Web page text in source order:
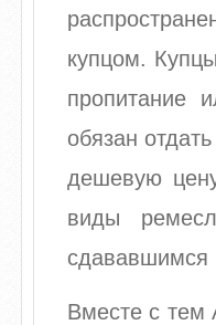
купцом.
пропитание
обязан
дешевую
виды
сдававшимся
Вместе с тем